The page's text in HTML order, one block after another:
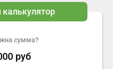
сумма?
руб